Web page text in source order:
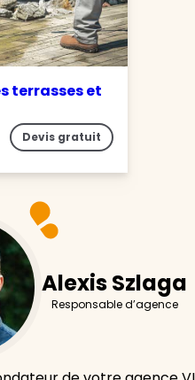
terrasses et
Devis gratuit
Alexis Szlaga
Responsable d’agence